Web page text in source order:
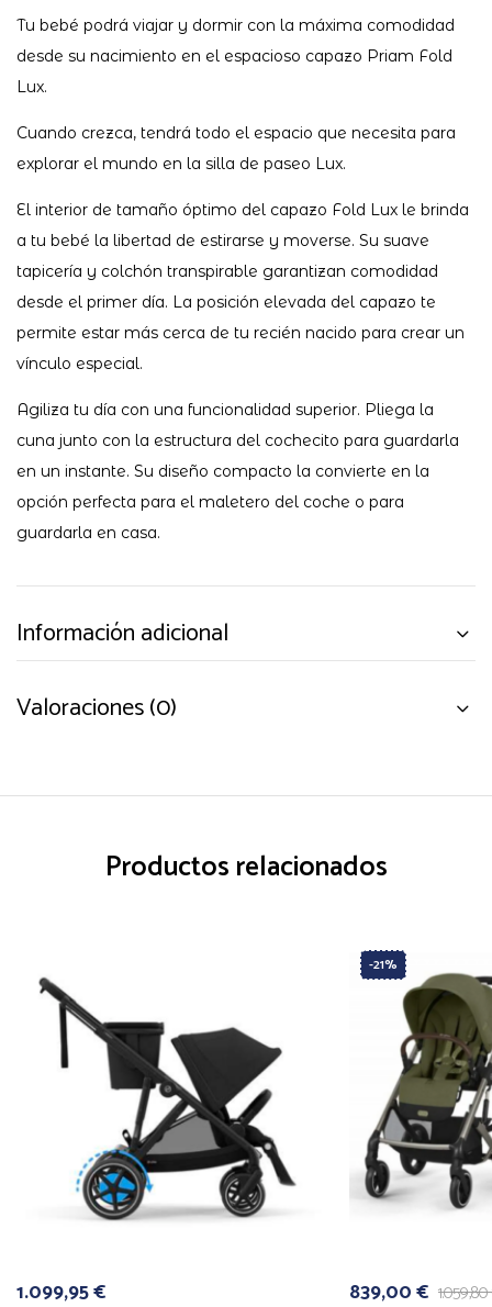
Tu bebé podrá viajar y dormir con la máxima comodidad
desde su nacimiento en el espacioso capazo Priam Fold
Lux.
Cuando crezca, tendrá todo el espacio que necesita para
explorar el mundo en la silla de paseo Lux.
El interior de tamaño óptimo del capazo Fold Lux ​​le brinda
a tu bebé la libertad de estirarse y moverse. Su suave
tapicería y colchón transpirable garantizan comodidad
desde el primer día. La posición elevada del capazo te
permite estar más cerca de tu recién nacido para crear un
vínculo especial.
Agiliza tu día con una funcionalidad superior. Pliega la
cuna junto con la estructura del cochecito para guardarla
en un instante. Su diseño compacto la convierte en la
opción perfecta para el maletero del coche o para
guardarla en casa.
Información adicional
Valoraciones (0)
Productos relacionados
1.099,95€
-21%
1.059,80
839,00€